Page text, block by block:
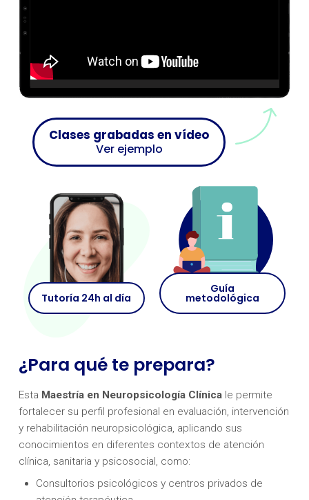
Clases grabadas en vídeo
Ver ejemplo
Tutoría 24h al día
Guía
metodológica
¿Para qué te prepara?
Esta Maestría en Neuropsicología Clínicale permite
fortalecer su perfil profesional en evaluación, intervención
y rehabilitación neuropsicológica, aplicando sus
conocimientos en diferentes contextos de atención
clínica, sanitaria y psicosocial, como:
Consultorios psicológicos y centros privados de